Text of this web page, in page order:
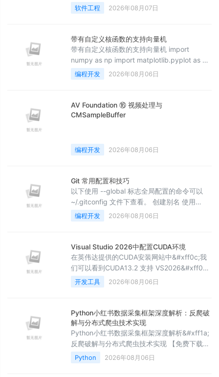
人 | 日期&#xff1a;2026-07-29 | Week5 总结
与避坑 模块一&#xff1a;性能优化的科学方法为
最大的误区是&#34;凭感觉优化&#34;。开发
者往往凭直觉猜测瓶颈在哪里&#xff0c;然后花
大量时间优化。结果可能是优化
软件工程 2026年08月07日
带有自定义核函数的支持向量机
带有自定义核函数的支持向量机 import
numpy as np import matplotlib.pyplot as plt
from sklearn import svm, datasets
plt.rcParams['font.sans-serif'] = ['SimHei']
# 导入数据以便处理 i
编程开发 2026年08月06日
AV Foundation ⑯ 视频处理与
CMSampleBuffer
编程开发 2026年08月06日
Git 常用配置和技巧
以下使用 --global 标志全局配置的命令可以
~/.gitconfig 文件下查看。 创建别名 使用
&lt;alias&gt; 可以极大地提高效率，我常用的
有 使用下面的命令创建别名，将 &lt;alias&gt;
为要使用别名的命令： $ git config --global
alias.&lt;alias&gt; &lt;com
编程开发 2026年08月06日
Visual Studio 2026中配置CUDA环境
在英伟达提供的CUDA安装网站中&#xff0c;我
们可以看到CUDA13.2 支持 VS2026&#xff0c;
但是只能做 64 位原生开发&#xff0c;不能编译
32 位程序&#xff0c;以后只用 64 位
CUDA 开发已慢慢被废弃。推荐官方下载
&#xff08;免费&#xff09;关于Visual Studio
2026的下
开发工具 2026年08月06日
Python小红书数据采集框架深度解析：反爬破
解与分布式爬虫技术实现
Python小红书数据采集框架深度解析&#xff1a;
反爬破解与分布式爬虫技术实现 【免费下载链
接】xhs 基于小红书 Web 端进行的请求封装。
项目地址: 小红书作为中国领先的社交电商平台
Python 2026年08月06日